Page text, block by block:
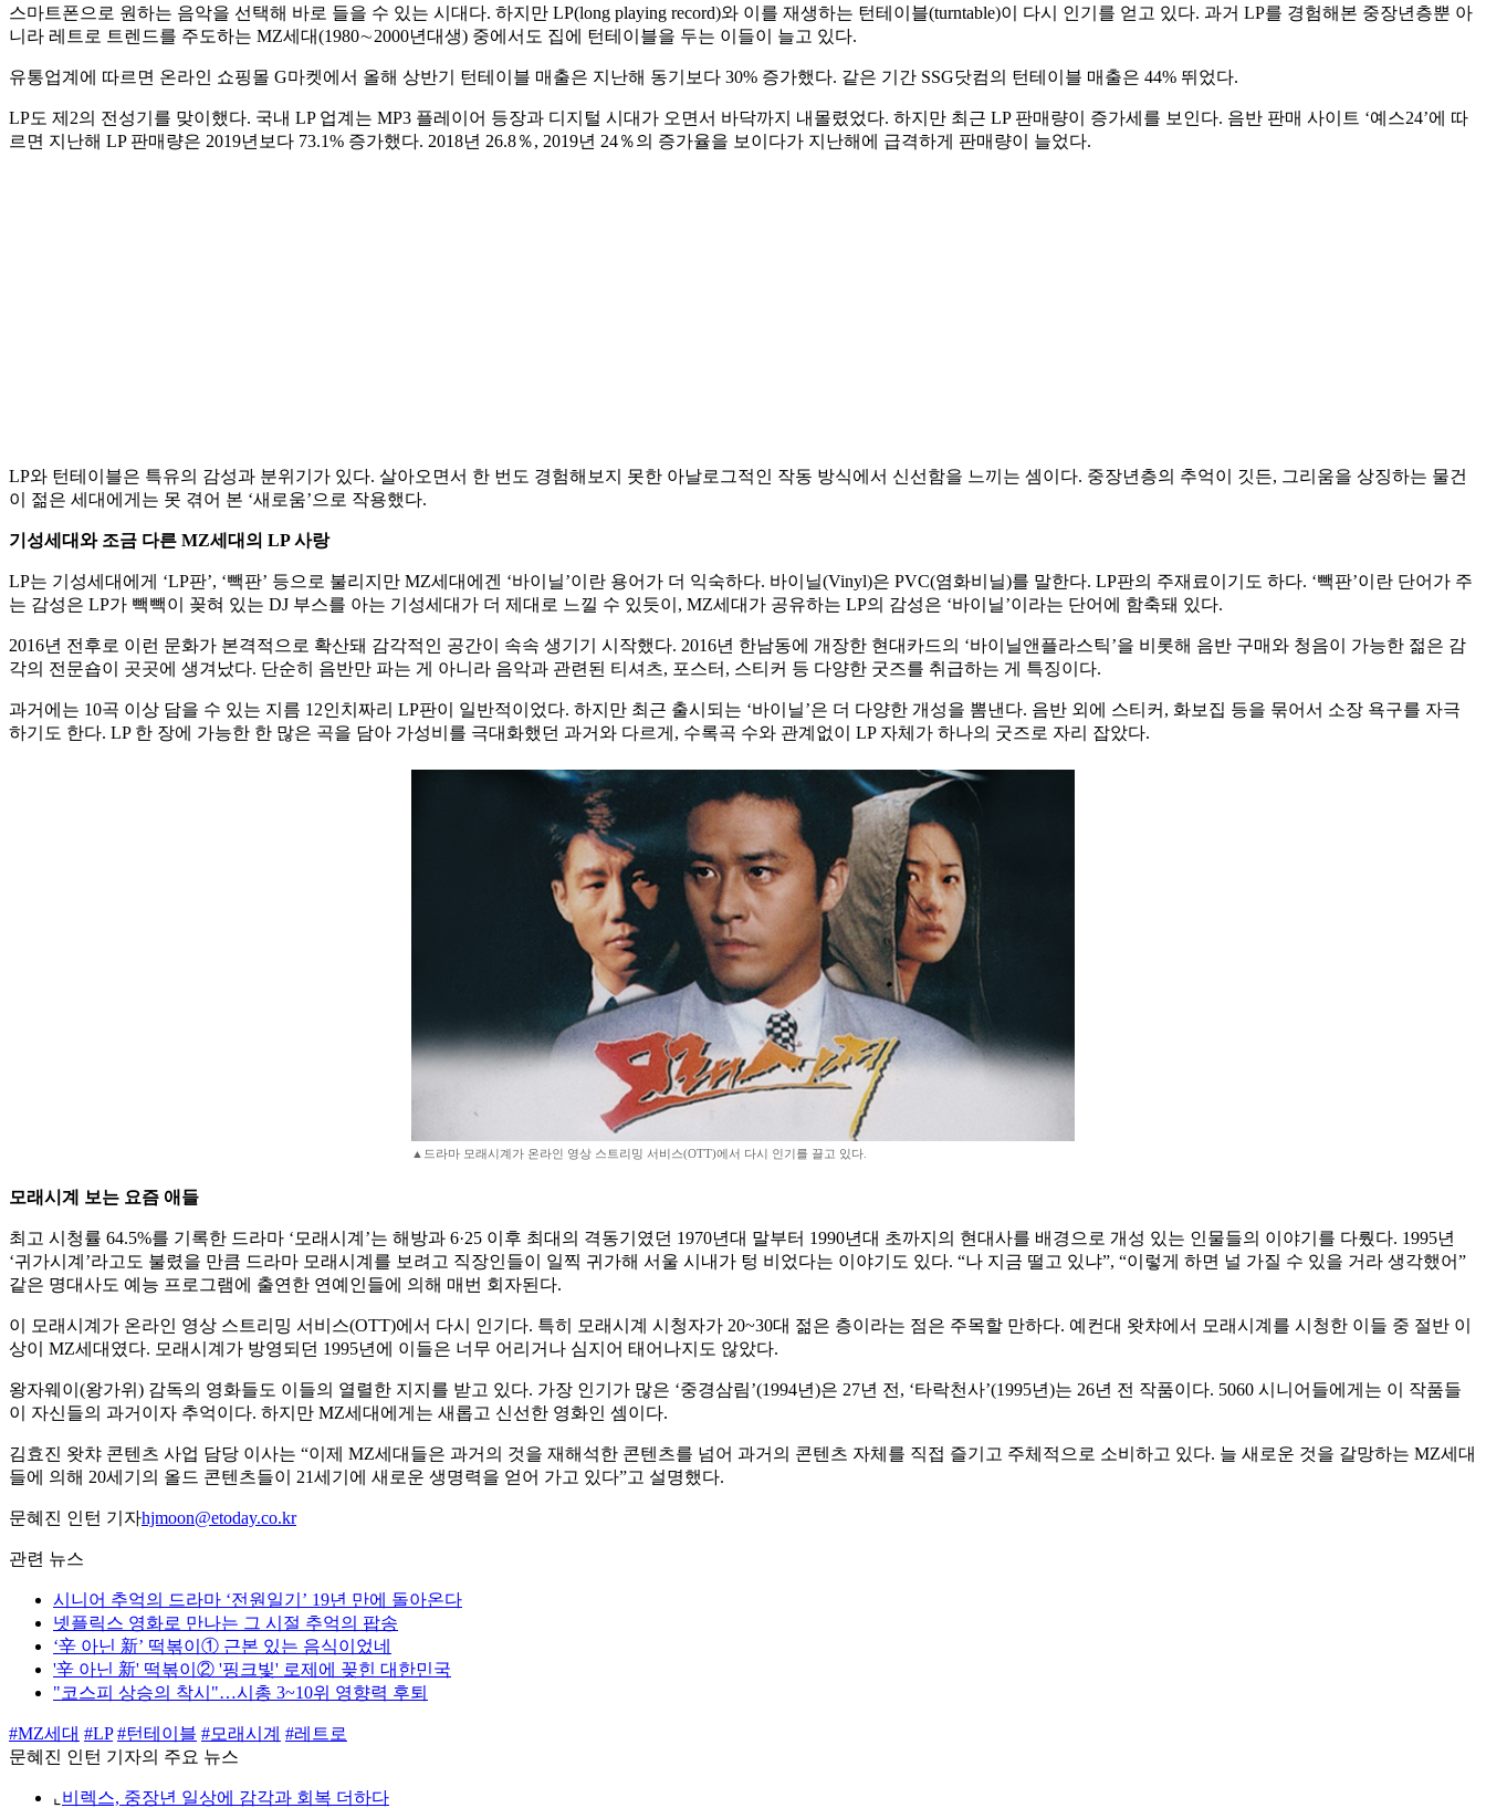
스마트폰으로 원하는 음악을 선택해 바로 들을 수 있는 시대다. 하지만 LP(long playing record)와 이를 재생하는 턴테이블(turntable)이 다시 인기를 얻고 있다. 과거 LP를 경험해본 중장년층뿐 아
니라 레트로 트렌드를 주도하는 MZ세대(1980∼2000년대생) 중에서도 집에 턴테이블을 두는 이들이 늘고 있다.
유통업계에 따르면 온라인 쇼핑몰 G마켓에서 올해 상반기 턴테이블 매출은 지난해 동기보다 30% 증가했다. 같은 기간 SSG닷컴의 턴테이블 매출은 44% 뛰었다.
LP도 제2의 전성기를 맞이했다. 국내 LP 업계는 MP3 플레이어 등장과 디지털 시대가 오면서 바닥까지 내몰렸었다. 하지만 최근 LP 판매량이 증가세를 보인다. 음반 판매 사이트 ‘예스24’에 따
르면 지난해 LP 판매량은 2019년보다 73.1% 증가했다. 2018년 26.8％, 2019년 24％의 증가율을 보이다가 지난해에 급격하게 판매량이 늘었다.
LP와 턴테이블은 특유의 감성과 분위기가 있다. 살아오면서 한 번도 경험해보지 못한 아날로그적인 작동 방식에서 신선함을 느끼는 셈이다. 중장년층의 추억이 깃든, 그리움을 상징하는 물건
이 젊은 세대에게는 못 겪어 본 ‘새로움’으로 작용했다.
기성세대와 조금 다른 MZ세대의 LP 사랑
LP는 기성세대에게 ‘LP판’, ‘빽판’ 등으로 불리지만 MZ세대에겐 ‘바이닐’이란 용어가 더 익숙하다. 바이닐(Vinyl)은 PVC(염화비닐)를 말한다. LP판의 주재료이기도 하다. ‘빽판’이란 단어가 주
는 감성은 LP가 빽빽이 꽂혀 있는 DJ 부스를 아는 기성세대가 더 제대로 느낄 수 있듯이, MZ세대가 공유하는 LP의 감성은 ‘바이닐’이라는 단어에 함축돼 있다.
2016년 전후로 이런 문화가 본격적으로 확산돼 감각적인 공간이 속속 생기기 시작했다. 2016년 한남동에 개장한 현대카드의 ‘바이닐앤플라스틱’을 비롯해 음반 구매와 청음이 가능한 젊은 감
각의 전문숍이 곳곳에 생겨났다. 단순히 음반만 파는 게 아니라 음악과 관련된 티셔츠, 포스터, 스티커 등 다양한 굿즈를 취급하는 게 특징이다.
과거에는 10곡 이상 담을 수 있는 지름 12인치짜리 LP판이 일반적이었다. 하지만 최근 출시되는 ‘바이닐’은 더 다양한 개성을 뽐낸다. 음반 외에 스티커, 화보집 등을 묶어서 소장 욕구를 자극
하기도 한다. LP 한 장에 가능한 한 많은 곡을 담아 가성비를 극대화했던 과거와 다르게, 수록곡 수와 관계없이 LP 자체가 하나의 굿즈로 자리 잡았다.
▲드라마 모래시계가 온라인 영상 스트리밍 서비스(OTT)에서 다시 인기를 끌고 있다.
모래시계 보는 요즘 애들
최고 시청률 64.5%를 기록한 드라마 ‘모래시계’는 해방과 6·25 이후 최대의 격동기였던 1970년대 말부터 1990년대 초까지의 현대사를 배경으로 개성 있는 인물들의 이야기를 다뤘다. 1995년
‘귀가시계’라고도 불렸을 만큼 드라마 모래시계를 보려고 직장인들이 일찍 귀가해 서울 시내가 텅 비었다는 이야기도 있다. “나 지금 떨고 있냐”, “이렇게 하면 널 가질 수 있을 거라 생각했어”
같은 명대사도 예능 프로그램에 출연한 연예인들에 의해 매번 회자된다.
이 모래시계가 온라인 영상 스트리밍 서비스(OTT)에서 다시 인기다. 특히 모래시계 시청자가 20~30대 젊은 층이라는 점은 주목할 만하다. 예컨대 왓챠에서 모래시계를 시청한 이들 중 절반 이
상이 MZ세대였다. 모래시계가 방영되던 1995년에 이들은 너무 어리거나 심지어 태어나지도 않았다.
왕자웨이(왕가위) 감독의 영화들도 이들의 열렬한 지지를 받고 있다. 가장 인기가 많은 ‘중경삼림’(1994년)은 27년 전, ‘타락천사’(1995년)는 26년 전 작품이다. 5060 시니어들에게는 이 작품들
이 자신들의 과거이자 추억이다. 하지만 MZ세대에게는 새롭고 신선한 영화인 셈이다.
김효진 왓챠 콘텐츠 사업 담당 이사는 “이제 MZ세대들은 과거의 것을 재해석한 콘텐츠를 넘어 과거의 콘텐츠 자체를 직접 즐기고 주체적으로 소비하고 있다. 늘 새로운 것을 갈망하는 MZ세대
들에 의해 20세기의 올드 콘텐츠들이 21세기에 새로운 생명력을 얻어 가고 있다”고 설명했다.
문혜진 인턴 기자hjmoon@etoday.co.kr
관련 뉴스
시니어 추억의 드라마 ‘전원일기’ 19년 만에 돌아온다
넷플릭스 영화로 만나는 그 시절 추억의 팝송
‘辛 아닌 新’ 떡볶이① 근본 있는 음식이었네
'辛 아닌 新' 떡볶이② '핑크빛' 로제에 꽂힌 대한민국
"코스피 상승의 착시"…시총 3~10위 영향력 후퇴
#MZ세대 #LP #턴테이블 #모래시계 #레트로
문혜진 인턴 기자의 주요 뉴스
⌞ 비렉스, 중장년 일상에 감각과 회복 더하다